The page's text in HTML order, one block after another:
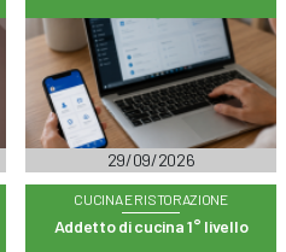
29/09/2026
CUCINA E RISTORAZIONE
Addetto di cucina 1° livello